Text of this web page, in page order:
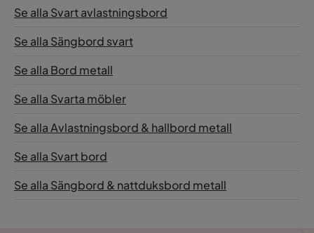
Se alla Svart avlastningsbord
Se alla Sängbord svart
Se alla Bord metall
Se alla Svarta möbler
Se alla Avlastningsbord & hallbord metall
Se alla Svart bord
Se alla Sängbord & nattduksbord metall